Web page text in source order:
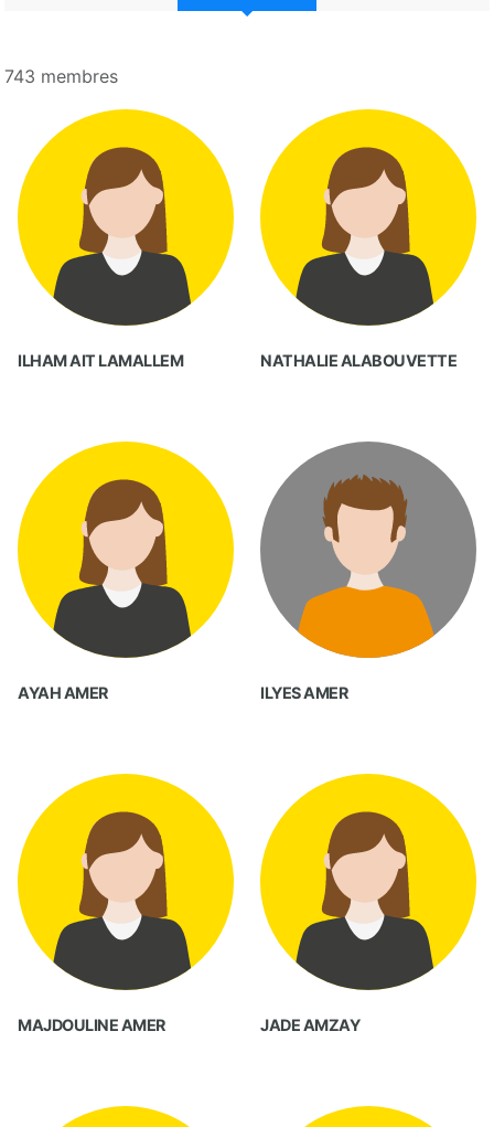
743 membres
ILHAM AIT LAMALLEM NATHALIE ALABOUVETTE
AYAH AMER ILYES AMER
MAJDOULINE AMER JADE AMZAY